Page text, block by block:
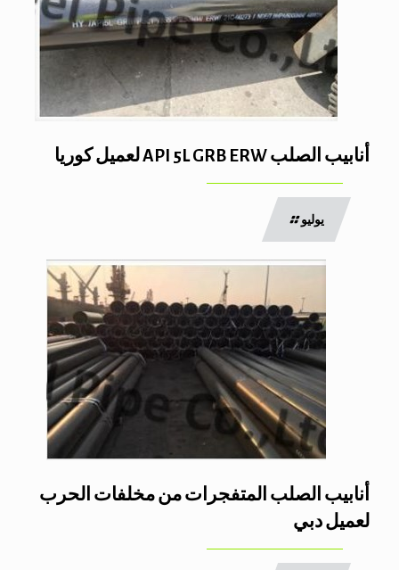
أنابيب الصلب API 5L GRB ERW لعميل كوريا
يوليو
أنابيب الصلب المتفجرات من مخلفات الحرب
لعميل دبي